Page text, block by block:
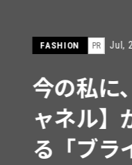
FASHION PR
【ICB
同制作!
ウス」